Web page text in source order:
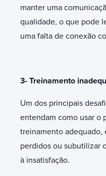
manter uma
qualidade, o que pode
uma falta de conexão
3- Treinamento
Um dos principais
entendam como usar o
treinamento adequado,
perdidos ou subutilizar
à insatisfação.